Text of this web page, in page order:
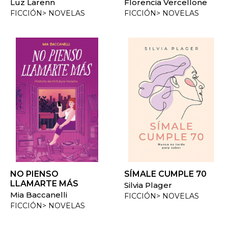
Luz Larenn
FICCIÓN> NOVELAS
Florencia Vercellone
FICCIÓN> NOVELAS
NO PIENSO
LLAMARTE MÁS
Mia Baccanelli
FICCIÓN> NOVELAS
SÍMALE CUMPLE 70
Silvia Plager
FICCIÓN> NOVELAS